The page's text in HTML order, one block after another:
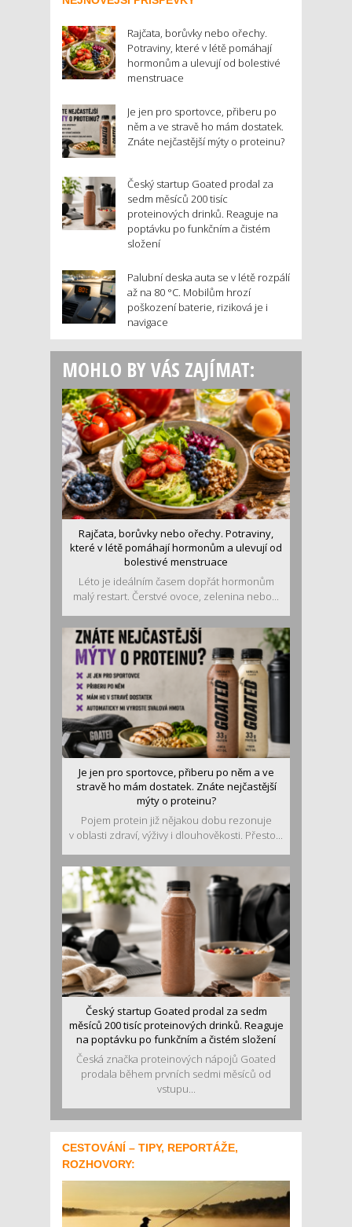
Rajčata, borůvky nebo ořechy.
Potraviny, které v létě pomáhají
hormonům a ulevují od bolestivé
menstruace
Je jen pro sportovce, přiberu po
něm a ve stravě ho mám dostatek.
Znáte nejčastější mýty o proteinu?
Český startup Goated prodal za
sedm měsíců 200 tisíc
proteinových drinků. Reaguje na
poptávku po funkčním a čistém
složení
Palubní deska auta se v létě rozpálí
až na 80 °C. Mobilům hrozí
poškození baterie, riziková je i
navigace
MOHLO BY VÁS ZAJÍMAT:
Rajčata, borůvky nebo ořechy. Potraviny,
které v létě pomáhají hormonům a ulevují od
bolestivé menstruace
Léto je ideálním časem dopřát hormonům
malý restart. Čerstvé ovoce, zelenina nebo...
Je jen pro sportovce, přiberu po něm a ve
stravě ho mám dostatek. Znáte nejčastější
mýty o proteinu?
Pojem protein již nějakou dobu rezonuje
v oblasti zdraví, výživy i dlouhověkosti. Přesto...
Český startup Goated prodal za sedm
měsíců 200 tisíc proteinových drinků. Reaguje
na poptávku po funkčním a čistém složení
Česká značka proteinových nápojů Goated
prodala během prvních sedmi měsíců od
vstupu...
CESTOVÁNÍ – TIPY, REPORTÁŽE,
ROZHOVORY: